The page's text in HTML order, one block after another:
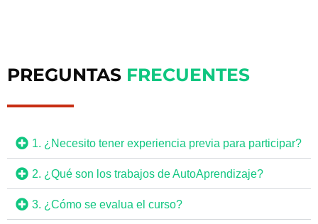
PREGUNTAS FRECUENTES
1. ¿Necesito tener experiencia previa para participar?
2. ¿Qué son los trabajos de AutoAprendizaje?
3. ¿Cómo se evalua el curso?